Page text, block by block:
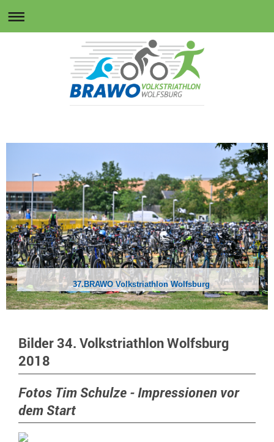
37.BRAWO Volkstriathlon Wolfsburg
Bilder 34. Volkstriathlon Wolfsburg
2018
Fotos Tim Schulze - Impressionen vor
dem Start